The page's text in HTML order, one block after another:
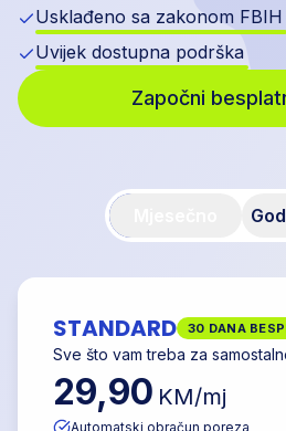
Usklađeno sa zakonom FBIH
Uvijek dostupna podrška
Započni
STANDARD 30 DANA
Sve što vam treba za
29,90 KM/mj
Automatski obračun poreza